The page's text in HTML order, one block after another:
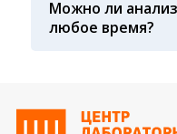
крови, не было ли
Транспортировка и
применяемые
Можно ли
любое время?
Показатели крови
дня, поэтому